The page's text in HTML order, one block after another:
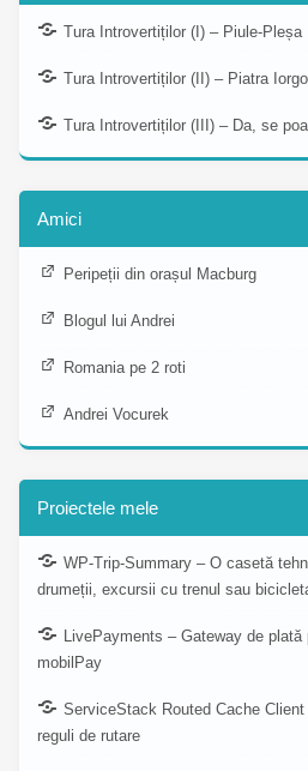
Tura Introvertiților (I) – Piule-Pleșa
Tura Introvertiților (II) – Piatra
Tura Introvertiților (III) – Da, se
Amici
Peripeții din orașul Macburg
Blogul lui Andrei
Romania pe 2 roti
Andrei Vocurek
Proiectele mele
WP-Trip-Summary – O casetă
drumeții, excursii cu trenul sau
LivePayments – Gateway de
mobilPay
ServiceStack Routed Cache
reguli de rutare